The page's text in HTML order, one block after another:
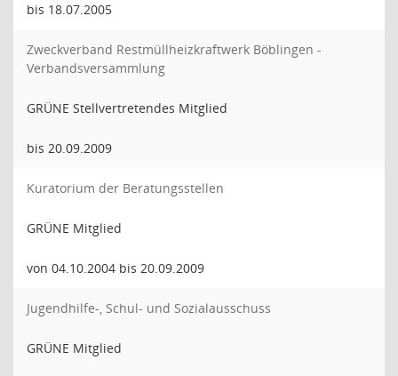
bis 18.07.2005
Zweckverband Restmüllheizkraftwerk Böblingen -
Verbandsversammlung
GRÜNE Stellvertretendes Mitglied
bis 20.09.2009
Kuratorium der Beratungsstellen
GRÜNE Mitglied
von 04.10.2004 bis 20.09.2009
Jugendhilfe-, Schul- und Sozialausschuss
GRÜNE Mitglied